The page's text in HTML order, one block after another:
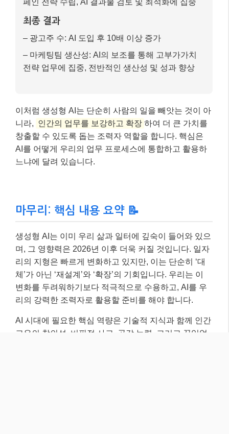
창출할 수 있도록 돕는 조력자 역할을 합니다. 핵심은
AI를 어떻게 우리의 업무 프로세스에 통합하고 활용하
며, 그 영향력은 2026년 이후 더욱 커질 것입니다. 일자
리의 지형은 빠르게 변화하고 있지만, 이는 단순히 ‘대
체’가 아닌 ‘재설계’와 ‘확장’의 기회입니다. 우리는 이
변화를 두려워하기보다 적극적으로 수용하고, AI를 우
리의 강력한 조력자로 활용할 준비를 해야 합니다.
이 학습하고 적응하는 태도입니다. 기업과 개인 모두 이
포착한다면, AI와 함께 더욱 풍요롭고 효율적인 미래를
만들어갈 수 있을 것이라고 확신합니다. 이 글이 여러분
의 미래를 준비하는 데 작은 도움이 되었기를 바랍니다.
더 궁금한 점이 있다면 댓글로 물어봐주세요~ 😊